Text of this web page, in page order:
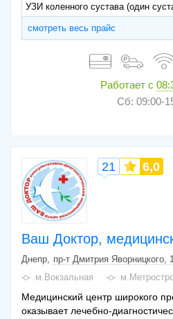
УЗИ коленного сустава (один
смотреть весь прайс
Работает с
Сб: 09:00-
Ваш Доктор,
21 6,0
Днепр
пр-т Дмитрия Яворницкого,
м.Вокзальная
Медицинский центр широкого
оказывает лечебно-